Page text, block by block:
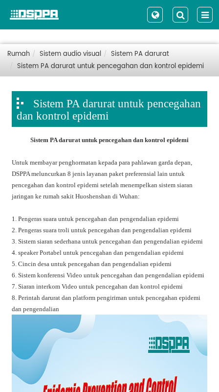
Rumah Sistem audio visual
Sistem PA darurat
Sistem PA darurat untuk pencegahan dan kontrol epidemi
Sistem PA darurat untuk pencegahan
dan kontrol epidemi
Sistem PA darurat untuk pencegahan dan kontrol epidemi
Untuk membayar penghormatan kepada para pahlawan garda depan,
DSPPA meluncurkan 8 jenis layanan paket preferensial lain untuk
pencegahan dan kontrol epidemi setelah menempelkan sistem siaran
jaringan ke rumah sakit Huoshenshan di Wuhan:
1. Pengeras suara untuk pencegahan dan pengendalian epidemi
2. Pengeras suara troli untuk pencegahan dan pengendalian epidemi
3. Sistem siaran sederhana untuk pencegahan dan pengendalian epidemi
4. speaker Portabel untuk pencegahan dan pengendalian epidemi
5. Cincin desa untuk pencegahan dan pengendalian epidemi
6. Sistem konferensi Video untuk pencegahan dan pengendalian epidemi
7. Siaran interkom Video untuk pencegahan dan kontrol epidemi
8. Perintah darurat dan platform pengiriman untuk pencegahan epidemi
dan pengendalian